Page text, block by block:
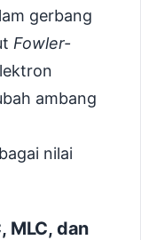
gerbang
Fowler-
ambang
nilai
MLC, dan